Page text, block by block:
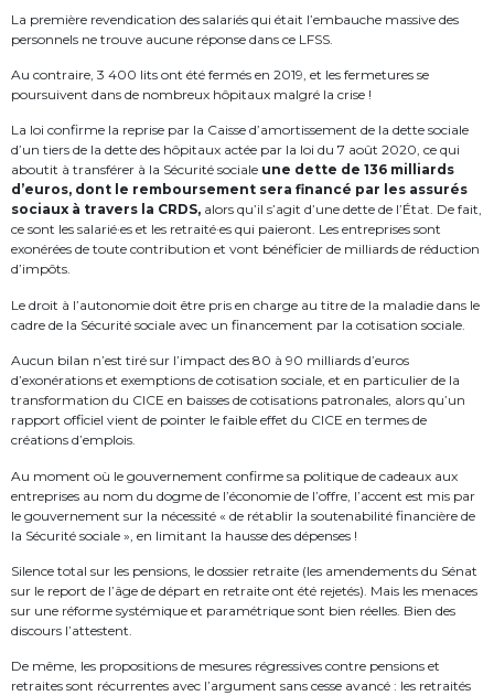
La première revendication des salariés qui était l’embauche massive des
personnels ne trouve aucune réponse dans ce LFSS.
Au contraire, 3 400 lits ont été fermés en 2019, et les fermetures se
poursuivent dans de nombreux hôpitaux malgré la crise !
La loi confirme la reprise par la Caisse d’amortissement de la dette sociale
d’un tiers de la dette des hôpitaux actée par la loi du 7 août 2020, ce qui
aboutit à transférer à la Sécurité sociale une dette de 136 milliards
d’euros, dont le remboursement sera financé par les assurés
sociaux à travers la CRDS, alors qu’il s’agit d’une dette de l’État. De fait,
ce sont les salarié·es et les retraité·es qui paieront. Les entreprises sont
exonérées de toute contribution et vont bénéficier de milliards de réduction
d’impôts.
Le droit à l’autonomie doit être pris en charge au titre de la maladie dans le
cadre de la Sécurité sociale avec un financement par la cotisation sociale.
Aucun bilan n’est tiré sur l’impact des 80 à 90 milliards d’euros
d’exonérations et exemptions de cotisation sociale, et en particulier de la
transformation du CICE en baisses de cotisations patronales, alors qu’un
rapport officiel vient de pointer le faible effet du CICE en termes de
créations d’emplois.
Au moment où le gouvernement confirme sa politique de cadeaux aux
entreprises au nom du dogme de l’économie de l’offre, l’accent est mis par
le gouvernement sur la nécessité « de rétablir la soutenabilité financière de
la Sécurité sociale », en limitant la hausse des dépenses !
Silence total sur les pensions, le dossier retraite (les amendements du Sénat
sur le report de l’âge de départ en retraite ont été rejetés). Mais les menaces
sur une réforme systémique et paramétrique sont bien réelles. Bien des
discours l’attestent.
De même, les propositions de mesures régressives contre pensions et
retraites sont récurrentes avec l’argument sans cesse avancé : les retraités